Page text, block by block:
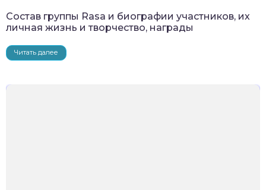
Состав группы Rasa и биографии участников, их
личная жизнь и творчество, награды
Читать далее